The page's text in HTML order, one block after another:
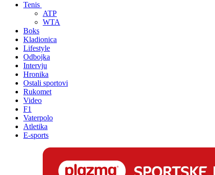
Tenis
ATP
WTA
Boks
Kladionica
Lifestyle
Odbojka
Intervju
Hronika
Ostali sportovi
Rukomet
Video
F1
Vaterpolo
Atletika
E-sports